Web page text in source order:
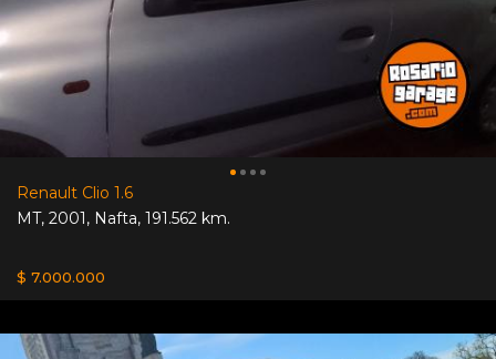
Renault Clio 1.6
MT, 2001, Nafta, 191.562 km.
$ 7.000.000